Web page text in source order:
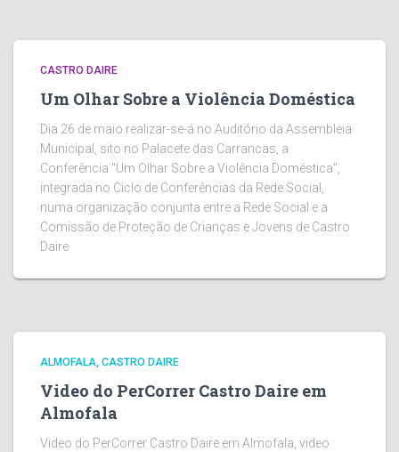
CASTRO DAIRE
Um Olhar Sobre a Violência Doméstica
Dia 26 de maio realizar-se-á no Auditório da Assembleia
Municipal, sito no Palacete das Carrancas, a
Conferência "Um Olhar Sobre a Violência Doméstica",
integrada no Ciclo de Conferências da Rede Social,
numa organização conjunta entre a Rede Social e a
Comissão de Proteção de Crianças e Jovens de Castro
Daire
ALMOFALA CASTRO DAIRE
Video do PerCorrer Castro Daire em
Almofala
Video do PerCorrer Castro Daire em Almofala, video